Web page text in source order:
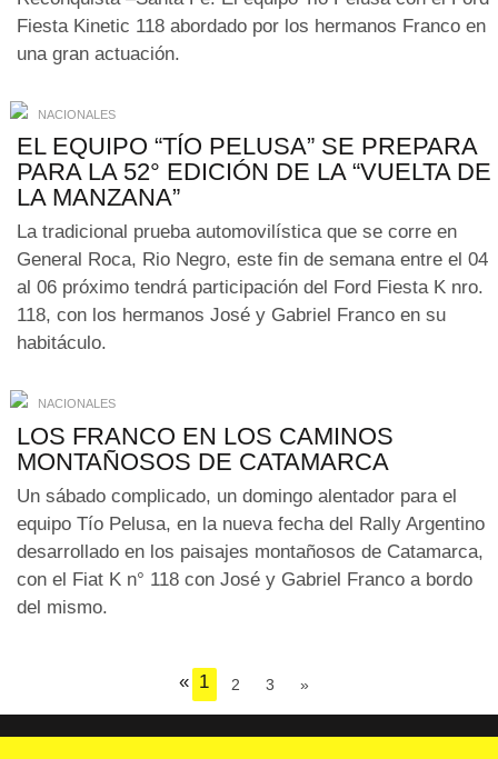
Fiesta Kinetic 118 abordado por los hermanos Franco en
una gran actuación.
NACIONALES
EL EQUIPO “TÍO PELUSA” SE PREPARA
PARA LA 52° EDICIÓN DE LA “VUELTA DE
LA MANZANA”
La tradicional prueba automovilística que se corre en
General Roca, Rio Negro, este fin de semana entre el 04
al 06 próximo tendrá participación del Ford Fiesta K nro.
118, con los hermanos José y Gabriel Franco en su
habitáculo.
NACIONALES
LOS FRANCO EN LOS CAMINOS
MONTAÑOSOS DE CATAMARCA
Un sábado complicado, un domingo alentador para el
equipo Tío Pelusa, en la nueva fecha del Rally Argentino
desarrollado en los paisajes montañosos de Catamarca,
con el Fiat K n° 118 con José y Gabriel Franco a bordo
del mismo.
« 1 2 3 »